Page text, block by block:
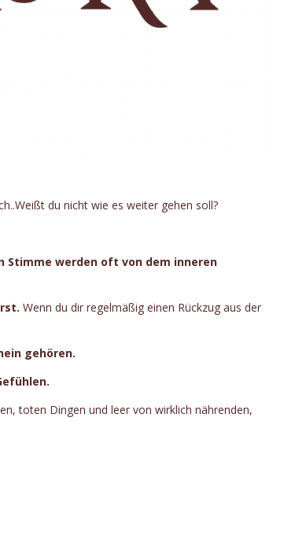
du nicht wie es weiter gehen soll?
Stimme werden oft von dem inneren
Wenn du dir regelmäßig einen Rückzug aus der
gehören.
toten Dingen und leer von wirklich nährenden,